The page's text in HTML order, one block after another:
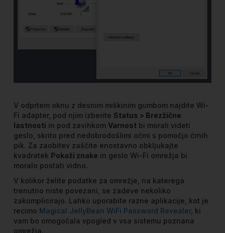
V odprtem oknu z desnim miškinim gumbom najdite Wi-
Fi adapter, pod njim izberite Status > Brezžične
lastnosti in pod zavihkom Varnost bi morali videti
geslo, skrito pred nedobrodošlimi očmi s pomočjo črnih
pik. Za zaobitev zaščite enostavno obkljukajte
kvadratek Pokaži znake in geslo Wi-Fi omrežja bi
moralo postati vidno.
V kolikor želite podatke za omrežje, na katerega
trenutno niste povezani, se zadeve nekoliko
zakomplicirajo. Lahko uporabite razne aplikacije, kot je
recimo Magical JellyBean WiFi Password Revealer, ki
vam bo omogočala vpogled v vsa sistemu poznana
omrežja.